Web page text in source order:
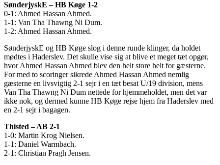
SønderjyskE – HB Køge 1-2
0-1: Ahmed Hassan Ahmed.
1-1: Van Tha Thawng Ni Dum.
1-2: Ahmed Hassan Ahmed.
SønderjyskE og HB Køge slog i denne runde klinger, da holdet
mødtes i Haderslev. Det skulle vise sig at blive et meget tæt opgør,
hvor Ahmed Hassan Ahmed blev den helt store helt for gæsterne.
For med to scoringer sikrede Ahmed Hassan Ahmed nemlig
gæsterne en livsvigtig 2-1 sejr i en tæt besat U/19 division, mens
Van Tha Thawng Ni Dum nettede for hjemmeholdet, men det var
ikke nok, og dermed kunne HB Køge rejse hjem fra Haderslev med
en 2-1 sejr i bagagen.
Thisted – AB 2-1
1-0: Martin Krog Nielsen.
1-1: Daniel Warmbach.
2-1: Christian Pragh Jensen.